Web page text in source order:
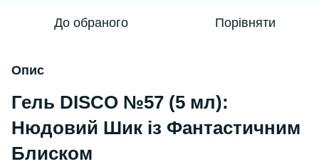
До обраного Порівняти
Опис
Гель DISCO №57 (5 мл):
Нюдовий Шик із Фантастичним
Блиском